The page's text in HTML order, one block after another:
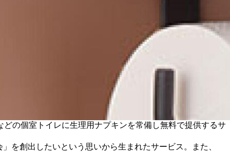
の個室トイレに生理用ナプキンを常備し無料で提供するサ
創出したいという思いから生まれたサービス。また、